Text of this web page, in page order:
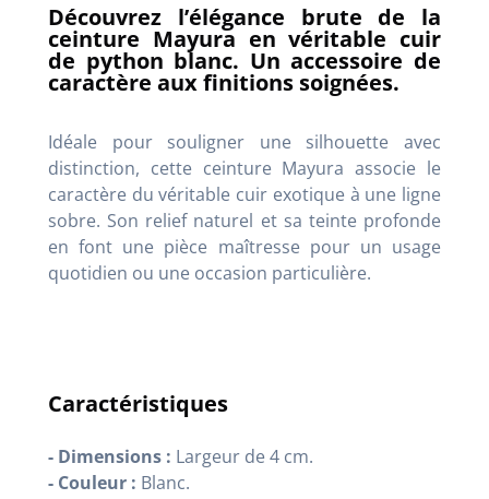
Découvrez l’élégance brute de la
ceinture Mayura en véritable cuir
de python blanc. Un accessoire de
caractère aux finitions soignées.
Idéale pour souligner une silhouette avec
distinction, cette ceinture Mayura associe le
caractère du véritable cuir exotique à une ligne
sobre. Son relief naturel et sa teinte profonde
en font une pièce maîtresse pour un usage
quotidien ou une occasion particulière.
Caractéristiques
- Dimensions : Largeur de 4 cm.
- Couleur : Blanc.